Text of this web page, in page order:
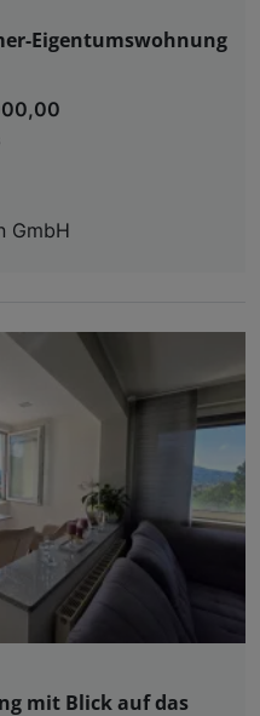
Eigentumswohnung
GmbH
mit Blick auf das